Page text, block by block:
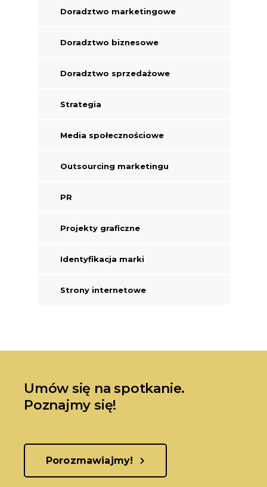
Doradztwo marketingowe
Doradztwo biznesowe
Doradztwo sprzedażowe
Strategia
Media społecznościowe
Outsourcing marketingu
PR
Projekty graficzne
Identyfikacja marki
Strony internetowe
Umów się na spotkanie.
Poznajmy się!
Porozmawiajmy!